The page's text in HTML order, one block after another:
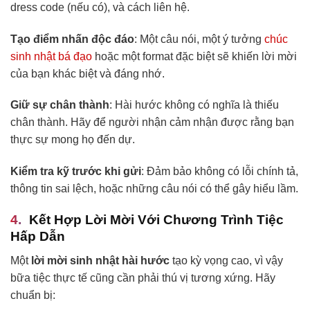
dress code (nếu có), và cách liên hệ.
Tạo điểm nhấn độc đáo: Một câu nói, một ý tưởng chúc
sinh nhật bá đạo hoặc một format đặc biệt sẽ khiến lời mời
của bạn khác biệt và đáng nhớ.
Giữ sự chân thành: Hài hước không có nghĩa là thiếu
chân thành. Hãy để người nhận cảm nhận được rằng bạn
thực sự mong họ đến dự.
Kiểm tra kỹ trước khi gửi: Đảm bảo không có lỗi chính tả,
thông tin sai lệch, hoặc những câu nói có thể gây hiểu lầm.
Kết Hợp Lời Mời Với Chương Trình Tiệc
Hấp Dẫn
Một lời mời sinh nhật hài hước tạo kỳ vọng cao, vì vậy
bữa tiệc thực tế cũng cần phải thú vị tương xứng. Hãy
chuẩn bị: